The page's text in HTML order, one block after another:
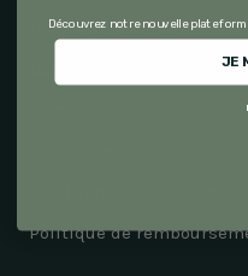
Tables & Mobilier
Politique de
Découvrez notre nouvelle
JE